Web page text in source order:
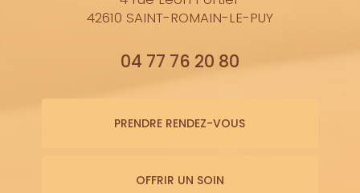
42610 SAINT-ROMAIN-LE-PUY
04 77 76 20 80
PRENDRE RENDEZ-VOUS
OFFRIR UN SOIN